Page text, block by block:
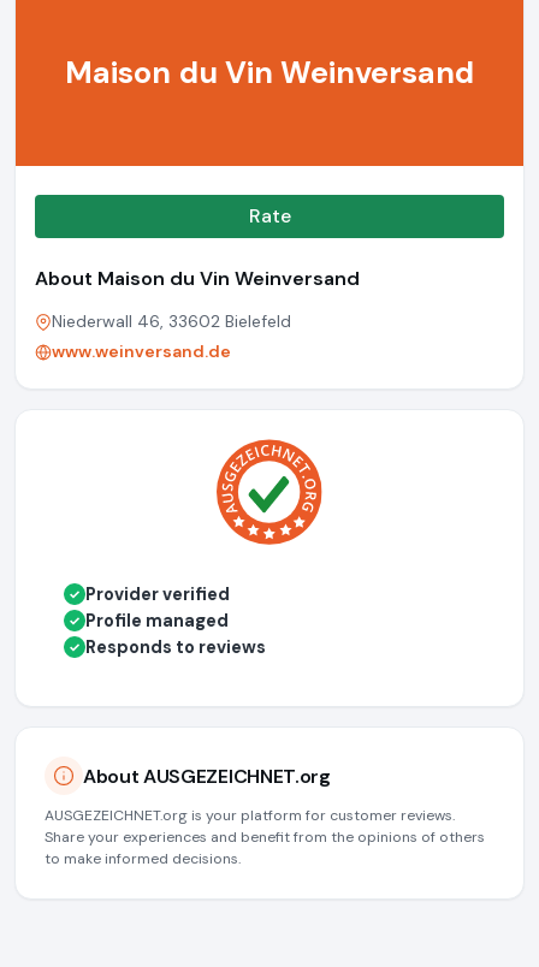
Maison du Vin Weinversand
Rate
About Maison du Vin Weinversand
Niederwall 46, 33602 Bielefeld
www.weinversand.de
✓ Provider verified
✓ Profile managed
✓ Responds to reviews
About AUSGEZEICHNET.org
AUSGEZEICHNET.org is your platform for customer reviews.
Share your experiences and benefit from the opinions of others
to make informed decisions.